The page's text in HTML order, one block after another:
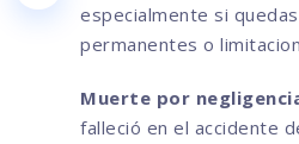
especialmente si
permanentes o
Muerte por
falleció en el accidente